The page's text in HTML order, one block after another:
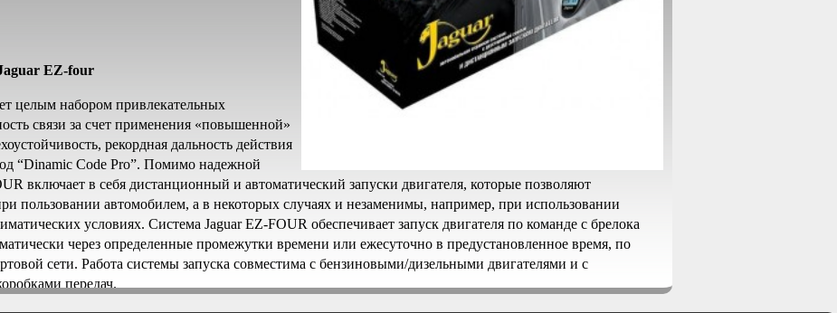
EZ-four
целым набором привлекательных
связи за счет применения «повышенной»
рекордная дальность действия
“Dinamic Code Pro”. Помимо надежной
включает в себя дистанционный и автоматический запуски двигателя, которые позволяют
пользовании автомобилем, а в некоторых случаях и незаменимы, например, при использовании
условиях. Система Jaguar EZ-FOUR обеспечивает запуск двигателя по команде с брелока
через определенные промежутки времени или ежесуточно в предустановленное время, по
сети. Работа системы запуска совместима с бензиновыми/дизельными двигателями и с
передач.